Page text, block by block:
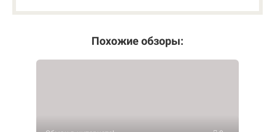
Похожие обзоры: